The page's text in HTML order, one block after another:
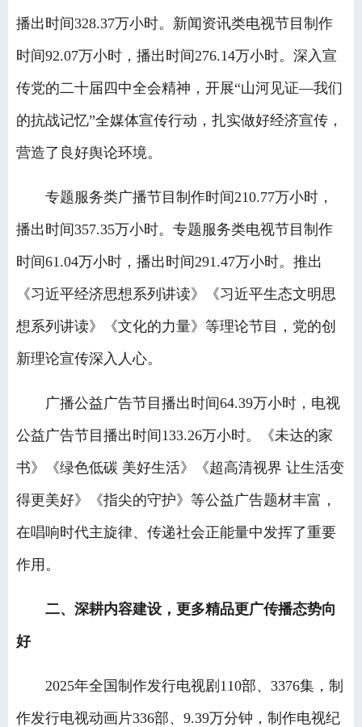
播出时间328.37万小时。新闻资讯类电视节目制作
时间92.07万小时，播出时间276.14万小时。深入宣
传党的二十届四中全会精神，开展“山河见证—我们
的抗战记忆”全媒体宣传行动，扎实做好经济宣传，
营造了良好舆论环境。
专题服务类广播节目制作时间210.77万小时，
播出时间357.35万小时。专题服务类电视节目制作
时间61.04万小时，播出时间291.47万小时。推出
《习近平经济思想系列讲读》《习近平生态文明思
想系列讲读》《文化的力量》等理论节目，党的创
新理论宣传深入人心。
广播公益广告节目播出时间64.39万小时，电视
公益广告节目播出时间133.26万小时。《未达的家
书》《绿色低碳 美好生活》《超高清视界 让生活变
得更美好》《指尖的守护》等公益广告题材丰富，
在唱响时代主旋律、传递社会正能量中发挥了重要
作用。
二、深耕内容建设，更多精品更广传播态势向
好
2025年全国制作发行电视剧110部、3376集，制
作发行电视动画片336部、9.39万分钟，制作电视纪